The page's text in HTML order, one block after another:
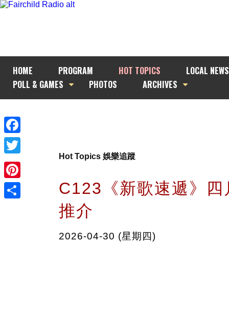
HOME PROGRAM HOT TOPICS
LOCAL NEWS
POLL & GAMES
PHOTOS ARCHIVES
Facebook
Twitter
Pinterest
Hot Topics 娛樂追蹤
C123《新歌速遞》四
推介
2026-04-30 (星期四)